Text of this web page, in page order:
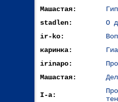
Машастая:
stadlen:
О
ir-ko:
каринка:
irinapo:
Машастая:
I-a: